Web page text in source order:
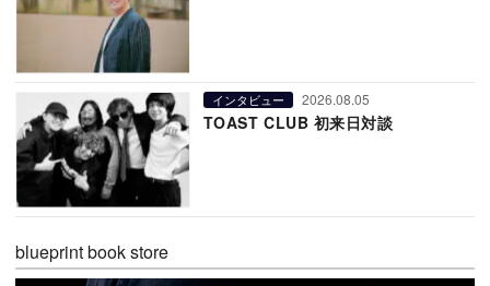
インタビュー 2026.08.05
TOAST CLUB 初来日対談
blueprint book store